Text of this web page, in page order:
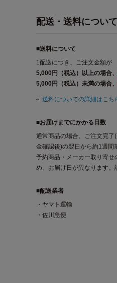
配送・送料について
■送料について
1配送につき、ご注文金額が
5,000円（税込）以上の場合、
5,000円（税込）未満の場合、
送料についての詳細はこち
■お届けまでにかかる日数
通常商品の場合、ご注文完了
金確認後)の翌日から約1週間
予約商品・メーカー取り寄
め、お届け日が異なります。
■配送業者
・ヤマト運輸
・佐川急便